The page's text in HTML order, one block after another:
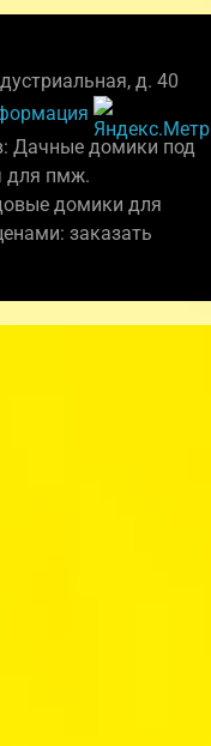
д. 40
Дачные домики под
для пмж.
домики для
заказать